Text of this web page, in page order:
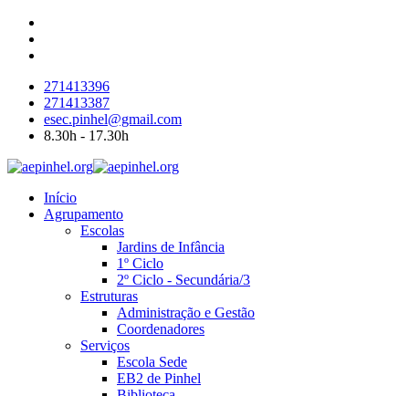
271413396
271413387
esec.pinhel@gmail.com
8.30h - 17.30h
Início
Agrupamento
Escolas
Jardins de Infância
1º Ciclo
2º Ciclo - Secundária/3
Estruturas
Administração e Gestão
Coordenadores
Serviços
Escola Sede
EB2 de Pinhel